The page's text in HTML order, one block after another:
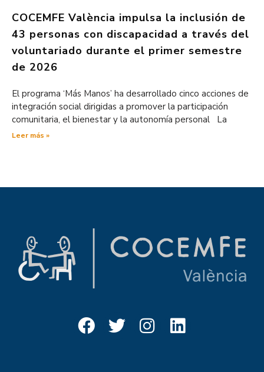
COCEMFE València impulsa la inclusión de
43 personas con discapacidad a través del
voluntariado durante el primer semestre
de 2026
El programa ‘Más Manos’ ha desarrollado cinco acciones de
integración social dirigidas a promover la participación
comunitaria, el bienestar y la autonomía personal La
Leer más »